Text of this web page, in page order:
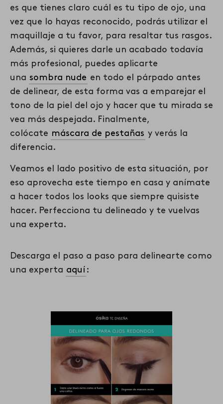
es que tienes claro cuál es tu tipo de ojo, una
vez que lo hayas reconocido, podrás utilizar el
maquillaje a tu favor, para resaltar tus rasgos.
Además, si quieres darle un acabado todavía
más profesional, puedes aplicarte
una sombra nude en todo el párpado antes
de delinear, de esta forma vas a emparejar el
tono de la piel del ojo y hacer que tu mirada se
vea más despejada. Finalmente,
colócate máscara de pestañas y verás la
diferencia.
Veamos el lado positivo de esta situación, por
eso aprovecha este tiempo en casa y anímate
a hacer todos los looks que siempre quisiste
hacer. Perfecciona tu delineado y te vuelvas
una experta.
Descarga el paso a paso para delinearte como
una experta aquí :